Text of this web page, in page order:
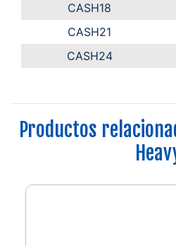
CASH18
CASH21
CASH24
Productos